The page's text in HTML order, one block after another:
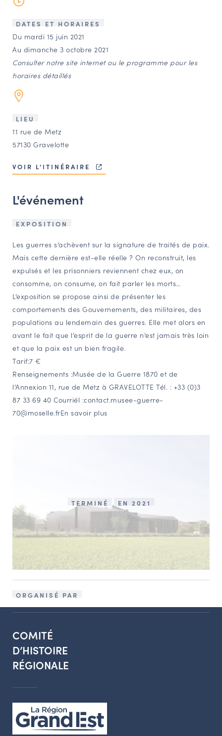
Agenda
Annuaire
Ressources
OUTILS EN LIGNE
Espace acteurs
PORTAIL CULTURE
Service Inventaire et Patrimoines de la Région Grand Est
VOUS ÊTES…
Amateurs d’histoire et de patrimoine
Responsables de structures
Étudiants & chercheurs
DATES ET HORAIRES
Du mardi 15 juin 2021
Au dimanche 3 octobre 2021
Consulter notre site internet ou le programme pour les
horaires détaillés
LIEU
11 rue de Metz
57130 Gravelotte
VOIR L'ITINÉRAIRE
L'événement
EXPOSITION
Les guerres s’achèvent sur la signature de traités de paix.
Mais cette dernière est-elle réelle ? On reconstruit, les
expulsés et les prisonniers reviennent chez eux, on
consomme, on consume, on fait parler les morts…
L’exposition se propose ainsi de présenter les
comportements des Gouvernements, des militaires, des
populations au lendemain des guerres. Elle met alors en
avant le fait que l’esprit de la guerre n’est jamais très loin
et que la paix est un bien fragile.
Tarif:7 €
Renseignements :Musée de la Guerre 1870 et de
l’Annexion 11, rue de Metz à GRAVELOTTE Tél. : +33 (0)3
87 33 69 40 Courriél :contact.musee-guerre-
70@moselle.frEn savoir plus
TERMINÉ EN 2021
ORGANISÉ PAR
COMITÉ
D’HISTOIRE
RÉGIONALE